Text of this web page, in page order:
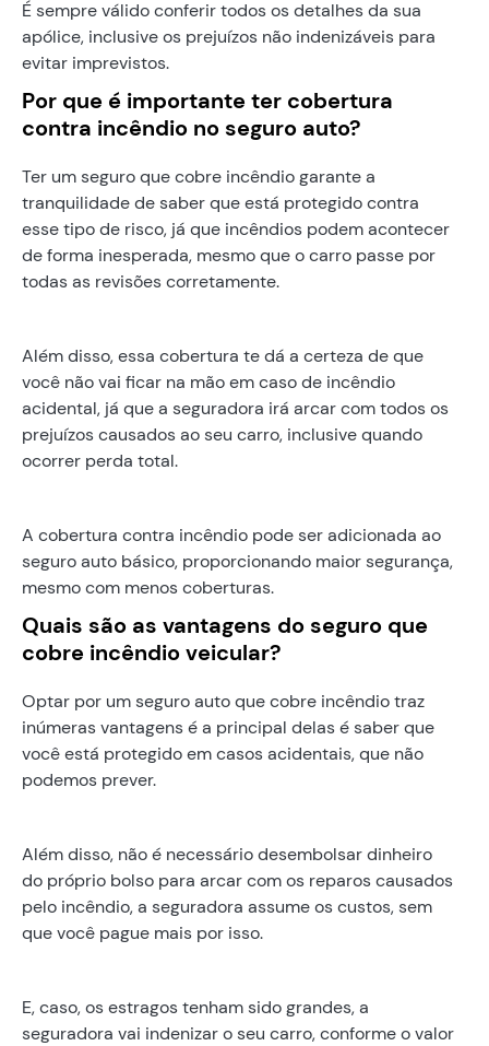
É sempre válido conferir todos os detalhes da sua
apólice, inclusive os prejuízos não indenizáveis para
evitar imprevistos.
Por que é importante ter cobertura
contra incêndio no seguro auto?
Ter um seguro que cobre incêndio garante a
tranquilidade de saber que está protegido contra
esse tipo de risco, já que incêndios podem acontecer
de forma inesperada, mesmo que o carro passe por
todas as revisões corretamente.
Além disso, essa cobertura te dá a certeza de que
você não vai ficar na mão em caso de incêndio
acidental, já que a seguradora irá arcar com todos os
prejuízos causados ao seu carro, inclusive quando
ocorrer perda total.
A cobertura contra incêndio pode ser adicionada ao
seguro auto básico, proporcionando maior segurança,
mesmo com menos coberturas.
Quais são as vantagens do seguro que
cobre incêndio veicular?
Optar por um seguro auto que cobre incêndio traz
inúmeras vantagens é a principal delas é saber que
você está protegido em casos acidentais, que não
podemos prever.
Além disso, não é necessário desembolsar dinheiro
do próprio bolso para arcar com os reparos causados
pelo incêndio, a seguradora assume os custos, sem
que você pague mais por isso.
E, caso, os estragos tenham sido grandes, a
seguradora vai indenizar o seu carro, conforme o valor